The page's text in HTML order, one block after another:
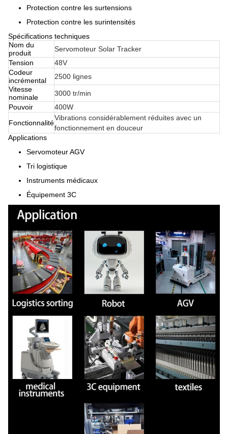
Protection contre les surtensions
Protection contre les surintensités
Spécifications techniques
Nom du
produit
Servomoteur Solar Tracker
Tension
48V
Codeur
incrémental
2500 lignes
Vitesse
nominale
3000 tr/min
Pouvoir
400W
Fonctionnalité
Vibrations considérablement réduites avec un
fonctionnement en douceur
Applications
Servomoteur AGV
Tri logistique
Instruments médicaux
Équipement 3C